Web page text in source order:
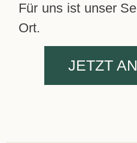
Für uns ist unser
Ort.
JETZT